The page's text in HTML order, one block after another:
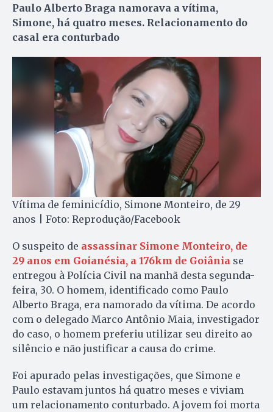
Paulo Alberto Braga namorava a vítima,
Simone, há quatro meses. Relacionamento do
casal era conturbado
Vítima de feminicídio, Simone Monteiro, de 29
anos | Foto: Reprodução/Facebook
O suspeito de assassinar Simone Monteiro, de
29 anos em Goianésia, a 176km de Goiânia se
entregou à Polícia Civil na manhã desta segunda-
feira, 30. O homem, identificado como Paulo
Alberto Braga, era namorado da vítima. De acordo
com o delegado Marco Antônio Maia, investigador
do caso, o homem preferiu utilizar seu direito ao
silêncio e não justificar a causa do crime.
Foi apurado pelas investigações, que Simone e
Paulo estavam juntos há quatro meses e viviam
um relacionamento conturbado. A jovem foi morta